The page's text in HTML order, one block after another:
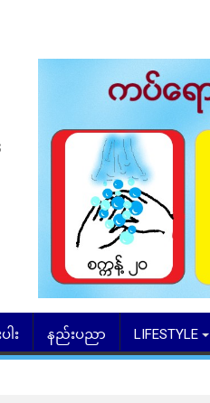
ါး နည်းပညာ LIFESTYLE